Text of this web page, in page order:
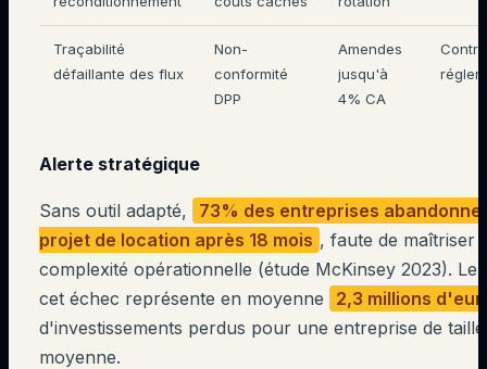
Traçabilité
défaillante des flux
Non-
conformité
DPP
Amendes
jusqu'à
4% CA
Alerte stratégique
Sans outil adapté,
73% des entreprises
projet de location après 18 mois , faute de maîtriser
complexité opérationnelle (étude McKinsey 2023). Le
cet échec représente en moyenne
2,3 millions
d'investissements perdus pour une entreprise de taille
moyenne.